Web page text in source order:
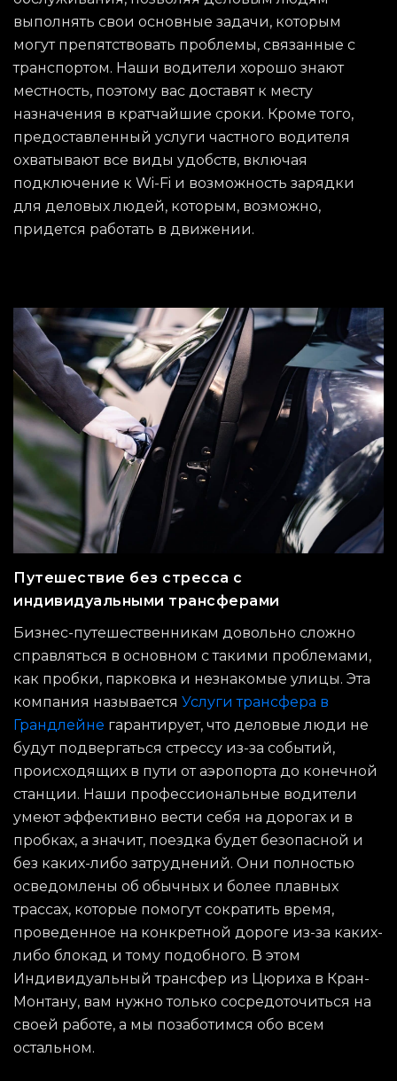
выполнять свои основные задачи, которым
могут препятствовать проблемы, связанные с
транспортом. Наши водители хорошо знают
местность, поэтому вас доставят к месту
назначения в кратчайшие сроки. Кроме того,
предоставленный услуги частного водителя
охватывают все виды удобств, включая
подключение к Wi-Fi и возможность зарядки
для деловых людей, которым, возможно,
придется работать в движении.
Путешествие без стресса с
индивидуальными трансферами
Бизнес-путешественникам довольно сложно
справляться в основном с такими проблемами,
как пробки, парковка и незнакомые улицы. Эта
компания называется Услуги трансфера в
Грандлейне гарантирует, что деловые люди не
будут подвергаться стрессу из-за событий,
происходящих в пути от аэропорта до конечной
станции. Наши профессиональные водители
умеют эффективно вести себя на дорогах и в
пробках, а значит, поездка будет безопасной и
без каких-либо затруднений. Они полностью
осведомлены об обычных и более плавных
трассах, которые помогут сократить время,
проведенное на конкретной дороге из-за каких-
либо блокад и тому подобного. В этом
Индивидуальный трансфер из Цюриха в Кран-
Монтану, вам нужно только сосредоточиться на
своей работе, а мы позаботимся обо всем
остальном.